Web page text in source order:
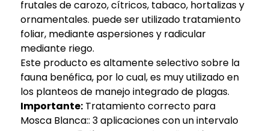
frutales de carozo, cítricos, tabaco, hortalizas y
ornamentales. puede ser utilizado tratamiento
foliar, mediante aspersiones y radicular
mediante riego.
Este producto es altamente selectivo sobre la
fauna benéfica, por lo cual, es muy utilizado en
los planteos de manejo integrado de plagas.
Importante:Tratamiento correcto para
Mosca Blanca:: 3 aplicaciones con un intervalo